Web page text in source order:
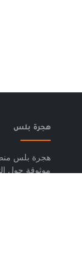
هجرة بلس
هجرة بلس
موثوقة حول